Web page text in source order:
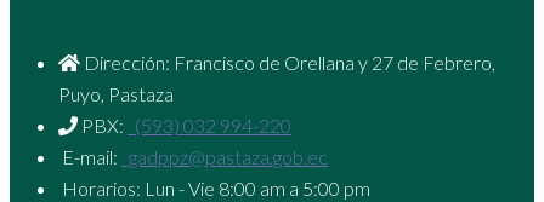
Dirección: Francisco de Orellana y 27 de Febrero,
Puyo, Pastaza
PBX: (593) 032 994-220
E-mail: gadppz@pastaza.gob.ec
Horarios: Lun - Vie 8:00 am a 5:00 pm